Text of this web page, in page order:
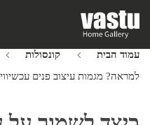
עמוד הבית קונסולות
למראה? מגמות עיצוב פנים